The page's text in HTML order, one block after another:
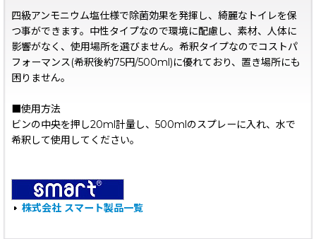
四級アンモニウム塩仕様で除菌効果を発揮し、綺麗なトイレを保
つ事ができます。中性タイプなので環境に配慮し、素材、人体に
影響がなく、使用場所を選びません。希釈タイプなのでコストパ
フォーマンス(希釈後約75円/500ml)に優れており、置き場所にも
困りません。
■使用方法
ビンの中央を押し20ml計量し、500mlのスプレーに入れ、水で
希釈して使用してください。
株式会社 スマート製品一覧